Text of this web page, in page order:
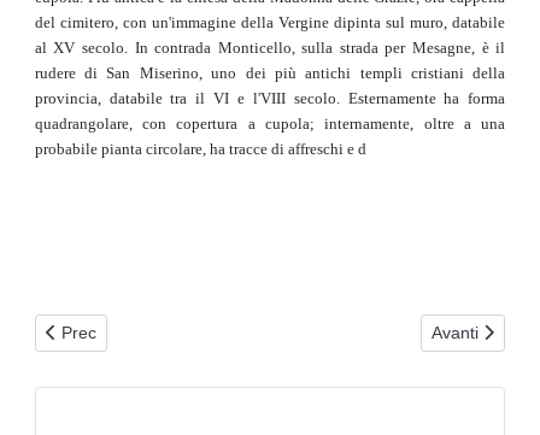
del cimitero, con un'immagine della Vergine dipinta sul muro, databile
al XV secolo. In contrada Monticello, sulla strada per Mesagne, è il
rudere di San Miserino, uno dei più antichi templi cristiani della
provincia, databile tra il VI e l'VIII secolo. Esternamente ha forma
quadrangolare, con copertura a cupola; internamente, oltre a una
probabile pianta circolare, ha tracce di affreschi e d
Articolo precedente: San Michele Salentino
Prec Articolo
Avanti